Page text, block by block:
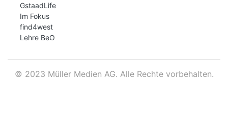
GstaadLife
Im Fokus
find4west
Lehre BeO
© 2023 Müller Medien AG. Alle Rechte vorbehalten.